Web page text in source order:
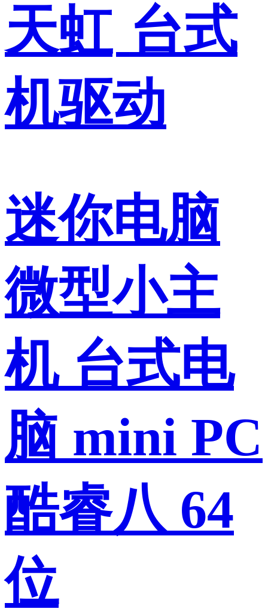
天虹 台式
机驱动
迷你电脑
微型小主
机 台式电
脑 mini PC
酷睿八 64
位